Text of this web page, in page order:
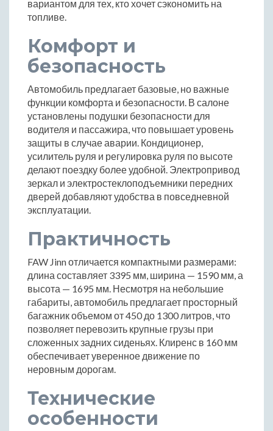
вариантом для тех, кто хочет сэкономить на
топливе.
Комфорт и
безопасность
Автомобиль предлагает базовые, но важные
функции комфорта и безопасности. В салоне
установлены подушки безопасности для
водителя и пассажира, что повышает уровень
защиты в случае аварии. Кондиционер,
усилитель руля и регулировка руля по высоте
делают поездку более удобной. Электропривод
зеркал и электростеклоподъемники передних
дверей добавляют удобства в повседневной
эксплуатации.
Практичность
FAW Jinn отличается компактными размерами:
длина составляет 3395 мм, ширина — 1590 мм, а
высота — 1695 мм. Несмотря на небольшие
габариты, автомобиль предлагает просторный
багажник объемом от 450 до 1300 литров, что
позволяет перевозить крупные грузы при
сложенных задних сиденьях. Клиренс в 160 мм
обеспечивает уверенное движение по
неровным дорогам.
Технические
особенности